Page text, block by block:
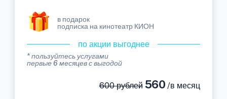
в подарок
подписка на кинотеатр КИОН
по акции выгоднее
* пользуйтесь услугами
первые 6 месяцев с выгодой
600 рублей560 /в месяц